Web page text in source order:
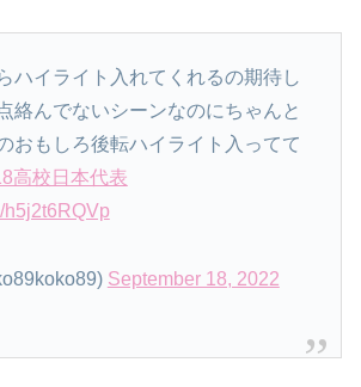
ハイライト入れてくれるの期待し
絡んでないシーンなのにちゃんと
おもしろ後転ハイライト入ってて
高校日本代表
h5j2t6RQVp
September 18, 2022